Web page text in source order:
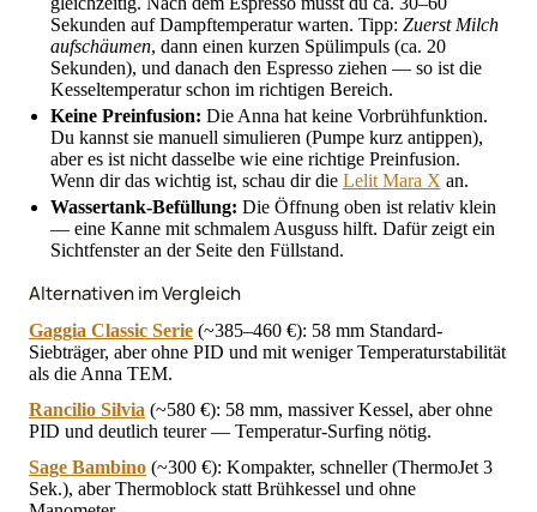
Sekunden auf Dampftemperatur warten. Tipp: Zuerst Milch
aufschäumen, dann einen kurzen Spülimpuls (ca. 20
Sekunden), und danach den Espresso ziehen — so ist die
Kesseltemperatur schon im richtigen Bereich.
Keine Preinfusion: Die Anna hat keine Vorbrühfunktion.
Du kannst sie manuell simulieren (Pumpe kurz antippen),
aber es ist nicht dasselbe wie eine richtige Preinfusion.
Wenn dir das wichtig ist, schau dir die Lelit Mara X an.
Wassertank-Befüllung: Die Öffnung oben ist relativ klein
— eine Kanne mit schmalem Ausguss hilft. Dafür zeigt ein
Sichtfenster an der Seite den Füllstand.
Alternativen im Vergleich
Gaggia Classic Serie (~385–460 €): 58 mm Standard-
Siebträger, aber ohne PID und mit weniger Temperaturstabilität
als die Anna TEM.
Rancilio Silvia (~580 €): 58 mm, massiver Kessel, aber ohne
PID und deutlich teurer — Temperatur-Surfing nötig.
Sage Bambino (~300 €): Kompakter, schneller (ThermoJet 3
Sek.), aber Thermoblock statt Brühkessel und ohne